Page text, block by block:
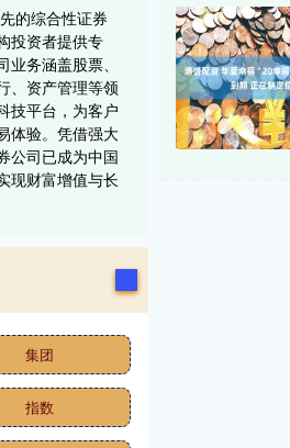
的综合性证券
投资者提供专
务涵盖股票、
、资产管理等领
技平台，为客户
体验。凭借强大
公司已成为中国
现财富增值与长
集团
指数